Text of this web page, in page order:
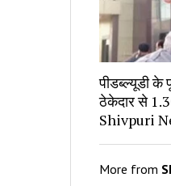
पीडब्ल्यूडी के
ठेकेदार से
Shivpuri
More from